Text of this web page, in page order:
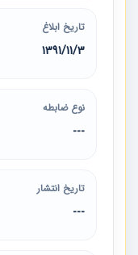
تاریخ ابلاغ
1391/11/3
نوع ضابطه
---
تاریخ انتشار
---